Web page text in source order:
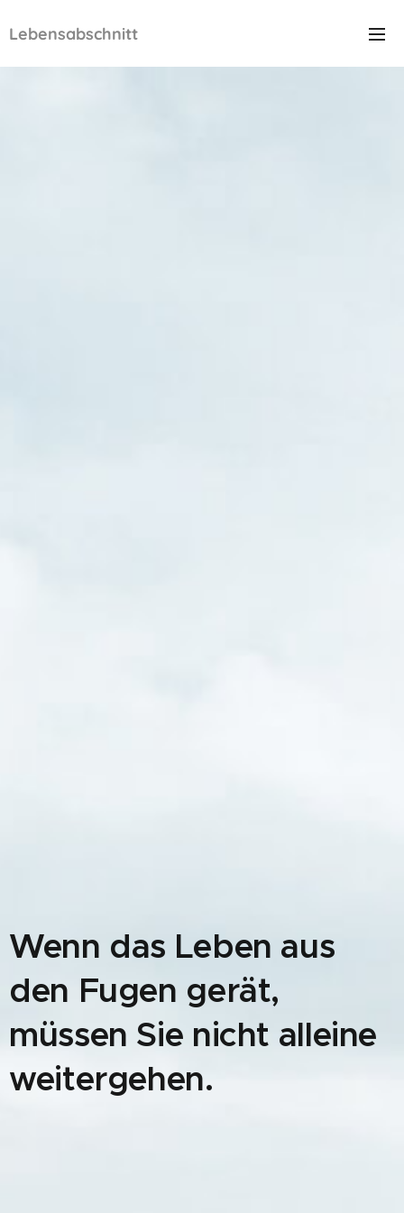
Lebensabschnitt
Wenn das Leben aus
den Fugen gerät,
müssen Sie nicht alleine
weitergehen.